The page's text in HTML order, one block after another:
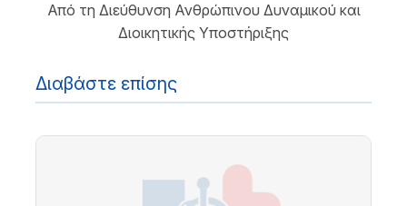
Από τη Διεύθυνση Ανθρώπινου Δυναμικού και
Διοικητικής Υποστήριξης
Διαβάστε επίσης